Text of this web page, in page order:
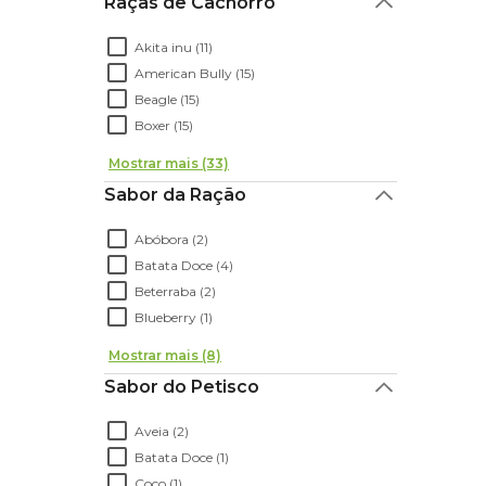
Akita inu (11)
American Bully (15)
Beagle (15)
Boxer (15)
Mostrar mais (33)
Sabor da Ração
Abóbora (2)
Batata Doce (4)
Beterraba (2)
Blueberry (1)
Mostrar mais (8)
Sabor do Petisco
Aveia (2)
Batata Doce (1)
Coco (1)